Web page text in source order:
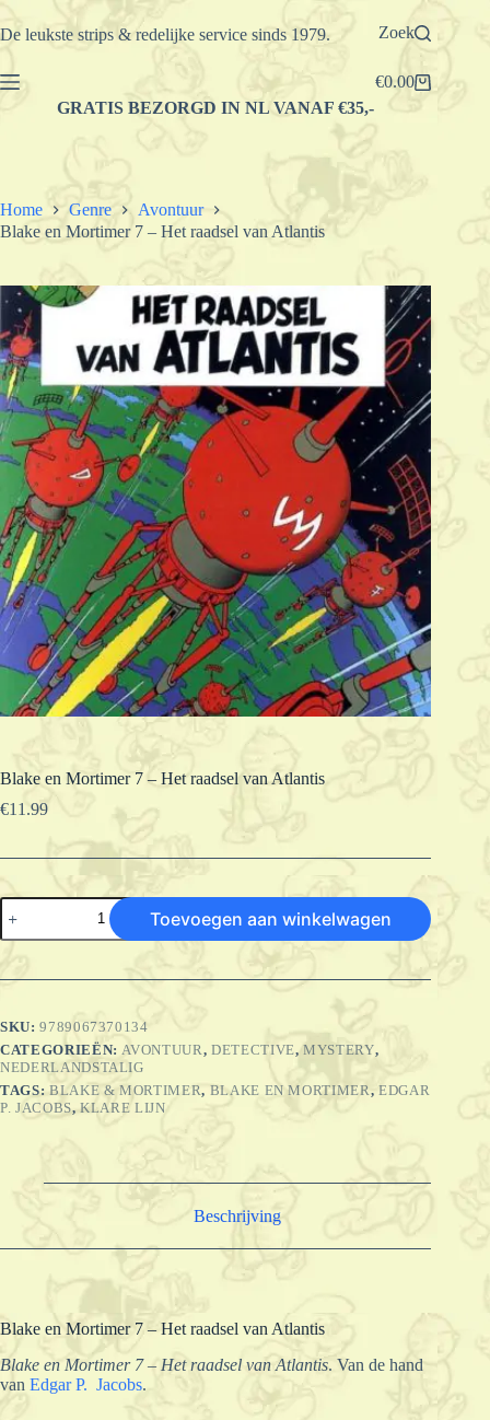
Ga
naar
De leukste strips & redelijke service sinds 1979. Zoek
Winkelwagen
€0.00
GRATIS BEZORGD IN NL VANAF €35,-
Home Genre
Avontuur
Blake en Mortimer 7 – Het raadsel van Atlantis
Blake en Mortimer 7 – Het raadsel van Atlantis
€11.99
Blake
en
Mortimer
7
-
van
Atlantis
aantal
Toevoegen aan winkelwagen
SKU:9789067370134
CATEGORIEËN: AVONTUUR, DETECTIVE,MYSTERY,
NEDERLANDSTALIG
TAGS: BLAKE & MORTIMER, BLAKE EN MORTIMER, EDGAR
P. JACOBS,KLARE LIJN
Beschrijving
Blake en Mortimer 7 – Het raadsel van Atlantis
Blake en Mortimer 7 – Het raadsel van Atlantis. Van de hand
van Edgar P. Jacobs.